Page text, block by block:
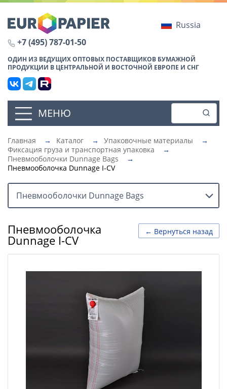
Russia
+7 (495) 787-01-50
ОДИН ИЗ ВЕДУЩИХ ОПТОВЫХ ПОСТАВЩИКОВ БУМАЖНОЙ
ПРОДУКЦИИ В ЦЕНТРАЛЬНОЙ И ВОСТОЧНОЙ ЕВРОПЕ И СНГ
МЕНЮ
Главная → Каталог → Упаковочные материалы
→
Фиксация груза и транспортная упаковка
→
Пневмооболочки Dunnage Bags
→
Пневмооболочка Dunnage I-CV
Пневмооболочки Dunnage Bags
← Вернуться назад
Пневмооболочка
Dunnage I-CV